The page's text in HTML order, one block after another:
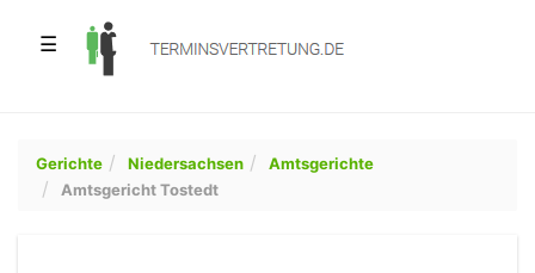
☰
Gerichte Niedersachsen
Amtsgerichte
Amtsgericht Tostedt